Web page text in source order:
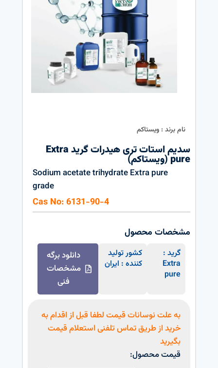
نام برند : ویستاکم
سدیم استات تری هیدرات گرید Extra
pure (ویستاکم)
Sodium acetate trihydrate Extra pure
grade
Cas No: 6131-90-4
مشخصات محصول
گرید :
Extra
pure
کشور تولید
کننده : ایران
دانلود برگه
مشخصات
فنی
به علت نوسانات قیمت لطفا قبل از اقدام به
خرید از طریق تماس تلفنی استعلام قیمت
بگیرید
قیمت محصول: